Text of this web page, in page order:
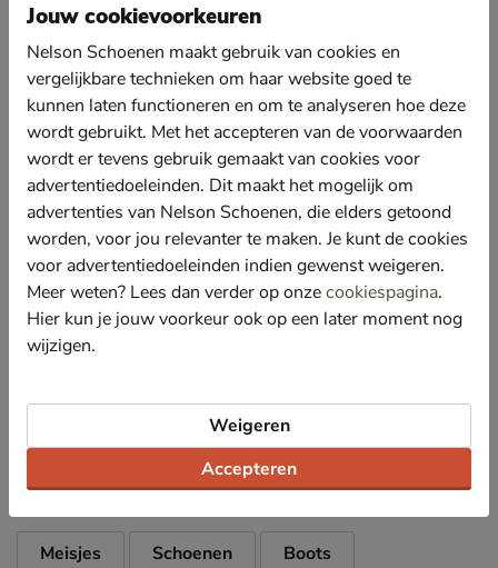
Nelson Kids meisjes gevoerde boots
Houd de voetjes van de kleine warm met deze leuke
gevoerde boots.
Uitgevoerd in soepel suède. Deze soepele leersoort
vormt zich mooi om de voet.
Gevoerd met fake fur. Dit zorgt voor heerlijk warme
voetjes en een comfortabel draaggevoel.
Voorzien van een fake fur voetbed, waardoor de
voetjes van alle kanten beschermd worden tegen de
kou.
Afgewerkt met een gripvaste rubberen loopzool die
goed flexibel is.
Specificaties
Over Nelson Kids
Bekijk meer
Meisjes Schoenen
Boots
Jouw cookievoorkeuren
Nelson Schoenen maakt gebruik van cookies en
vergelijkbare technieken om haar website goed te
kunnen laten functioneren en om te analyseren hoe deze
wordt gebruikt. Met het accepteren van de voorwaarden
wordt er tevens gebruik gemaakt van cookies voor
advertentiedoeleinden. Dit maakt het mogelijk om
advertenties van Nelson Schoenen, die elders getoond
worden, voor jou relevanter te maken. Je kunt de cookies
voor advertentiedoeleinden indien gewenst weigeren.
Meer weten? Lees dan verder op onzecookiespagina.
Hier kun je jouw voorkeur ook op een later moment nog
wijzigen.
Accepteren
Weigeren